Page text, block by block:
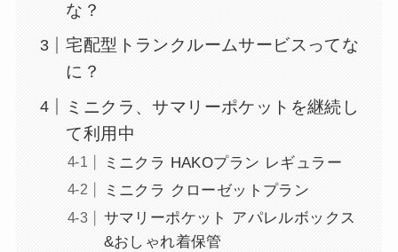
な？
宅配型トランクルームサービスってな
に？
ミニクラ、サマリーポケットを継続し
て利用中
ミニクラ HAKOプラン レギュラー
ミニクラ クローゼットプラン
サマリーポケット アパレルボックス
&おしゃれ着保管